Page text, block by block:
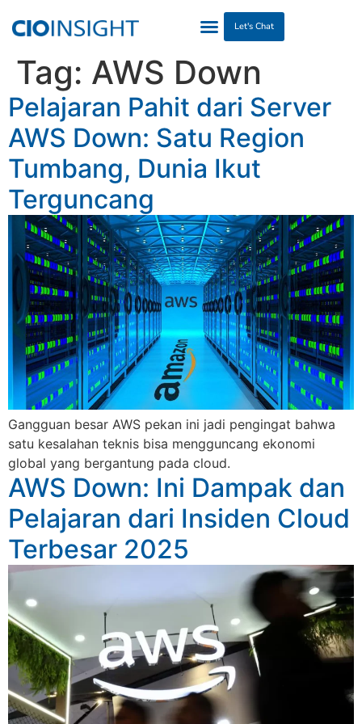
Let's Chat
Tag: AWS Down
Pelajaran Pahit dari Server
AWS Down: Satu Region
Tumbang, Dunia Ikut
Terguncang
Gangguan besar AWS pekan ini jadi pengingat bahwa
satu kesalahan teknis bisa mengguncang ekonomi
global yang bergantung pada cloud.
AWS Down: Ini Dampak dan
Pelajaran dari Insiden Cloud
Terbesar 2025